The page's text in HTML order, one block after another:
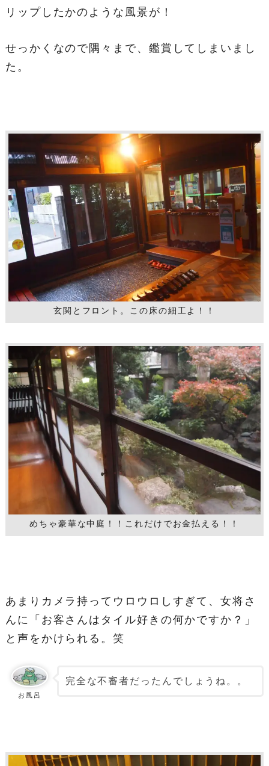
リップしたかのような風景が！
せっかくなので隅々まで、鑑賞してしまいまし
た。
玄関とフロント。この床の細工よ！！
めちゃ豪華な中庭！！これだけでお金払える！！
あまりカメラ持ってウロウロしすぎて、女将さ
んに「お客さんはタイル好きの何かですか？」
と声をかけられる。笑
お風呂
完全な不審者だったんでしょうね。。